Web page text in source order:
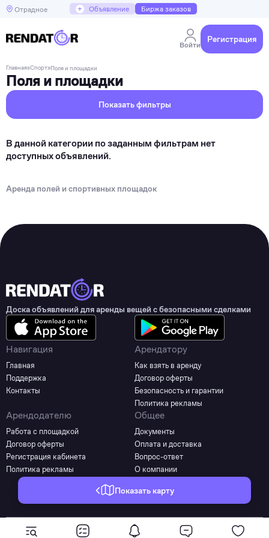
Отрадное + Объявление Биржа заказов
Войти
Регистрация
Главная»Спорт»Поля и площадки
Поля и площадки
Показать карту
Показать фильтры
В данной категории по заданным фильтрам нет
доступных объявлений.
Аренда полей и спортивных площадок
Доска объявлений для аренды вещей с безопасными сделками
Навигация
Главная
Поддержка
Контакты
Арендатору
Как взять в аренду
Договор оферты
Безопасность и гарантии
Политика рекламы
Арендодателю
Работа с площадкой
Договор оферты
Регистрация кабинета
Политика рекламы
Общее
Документы
Оплата и доставка
Вопрос-ответ
О компании